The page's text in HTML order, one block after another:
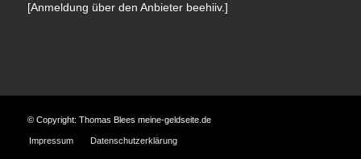
[Anmeldung über den Anbieter beehiiv.]
© Copyright: Thomas Blees meine-geldseite.de
Impressum Datenschutzerklärung